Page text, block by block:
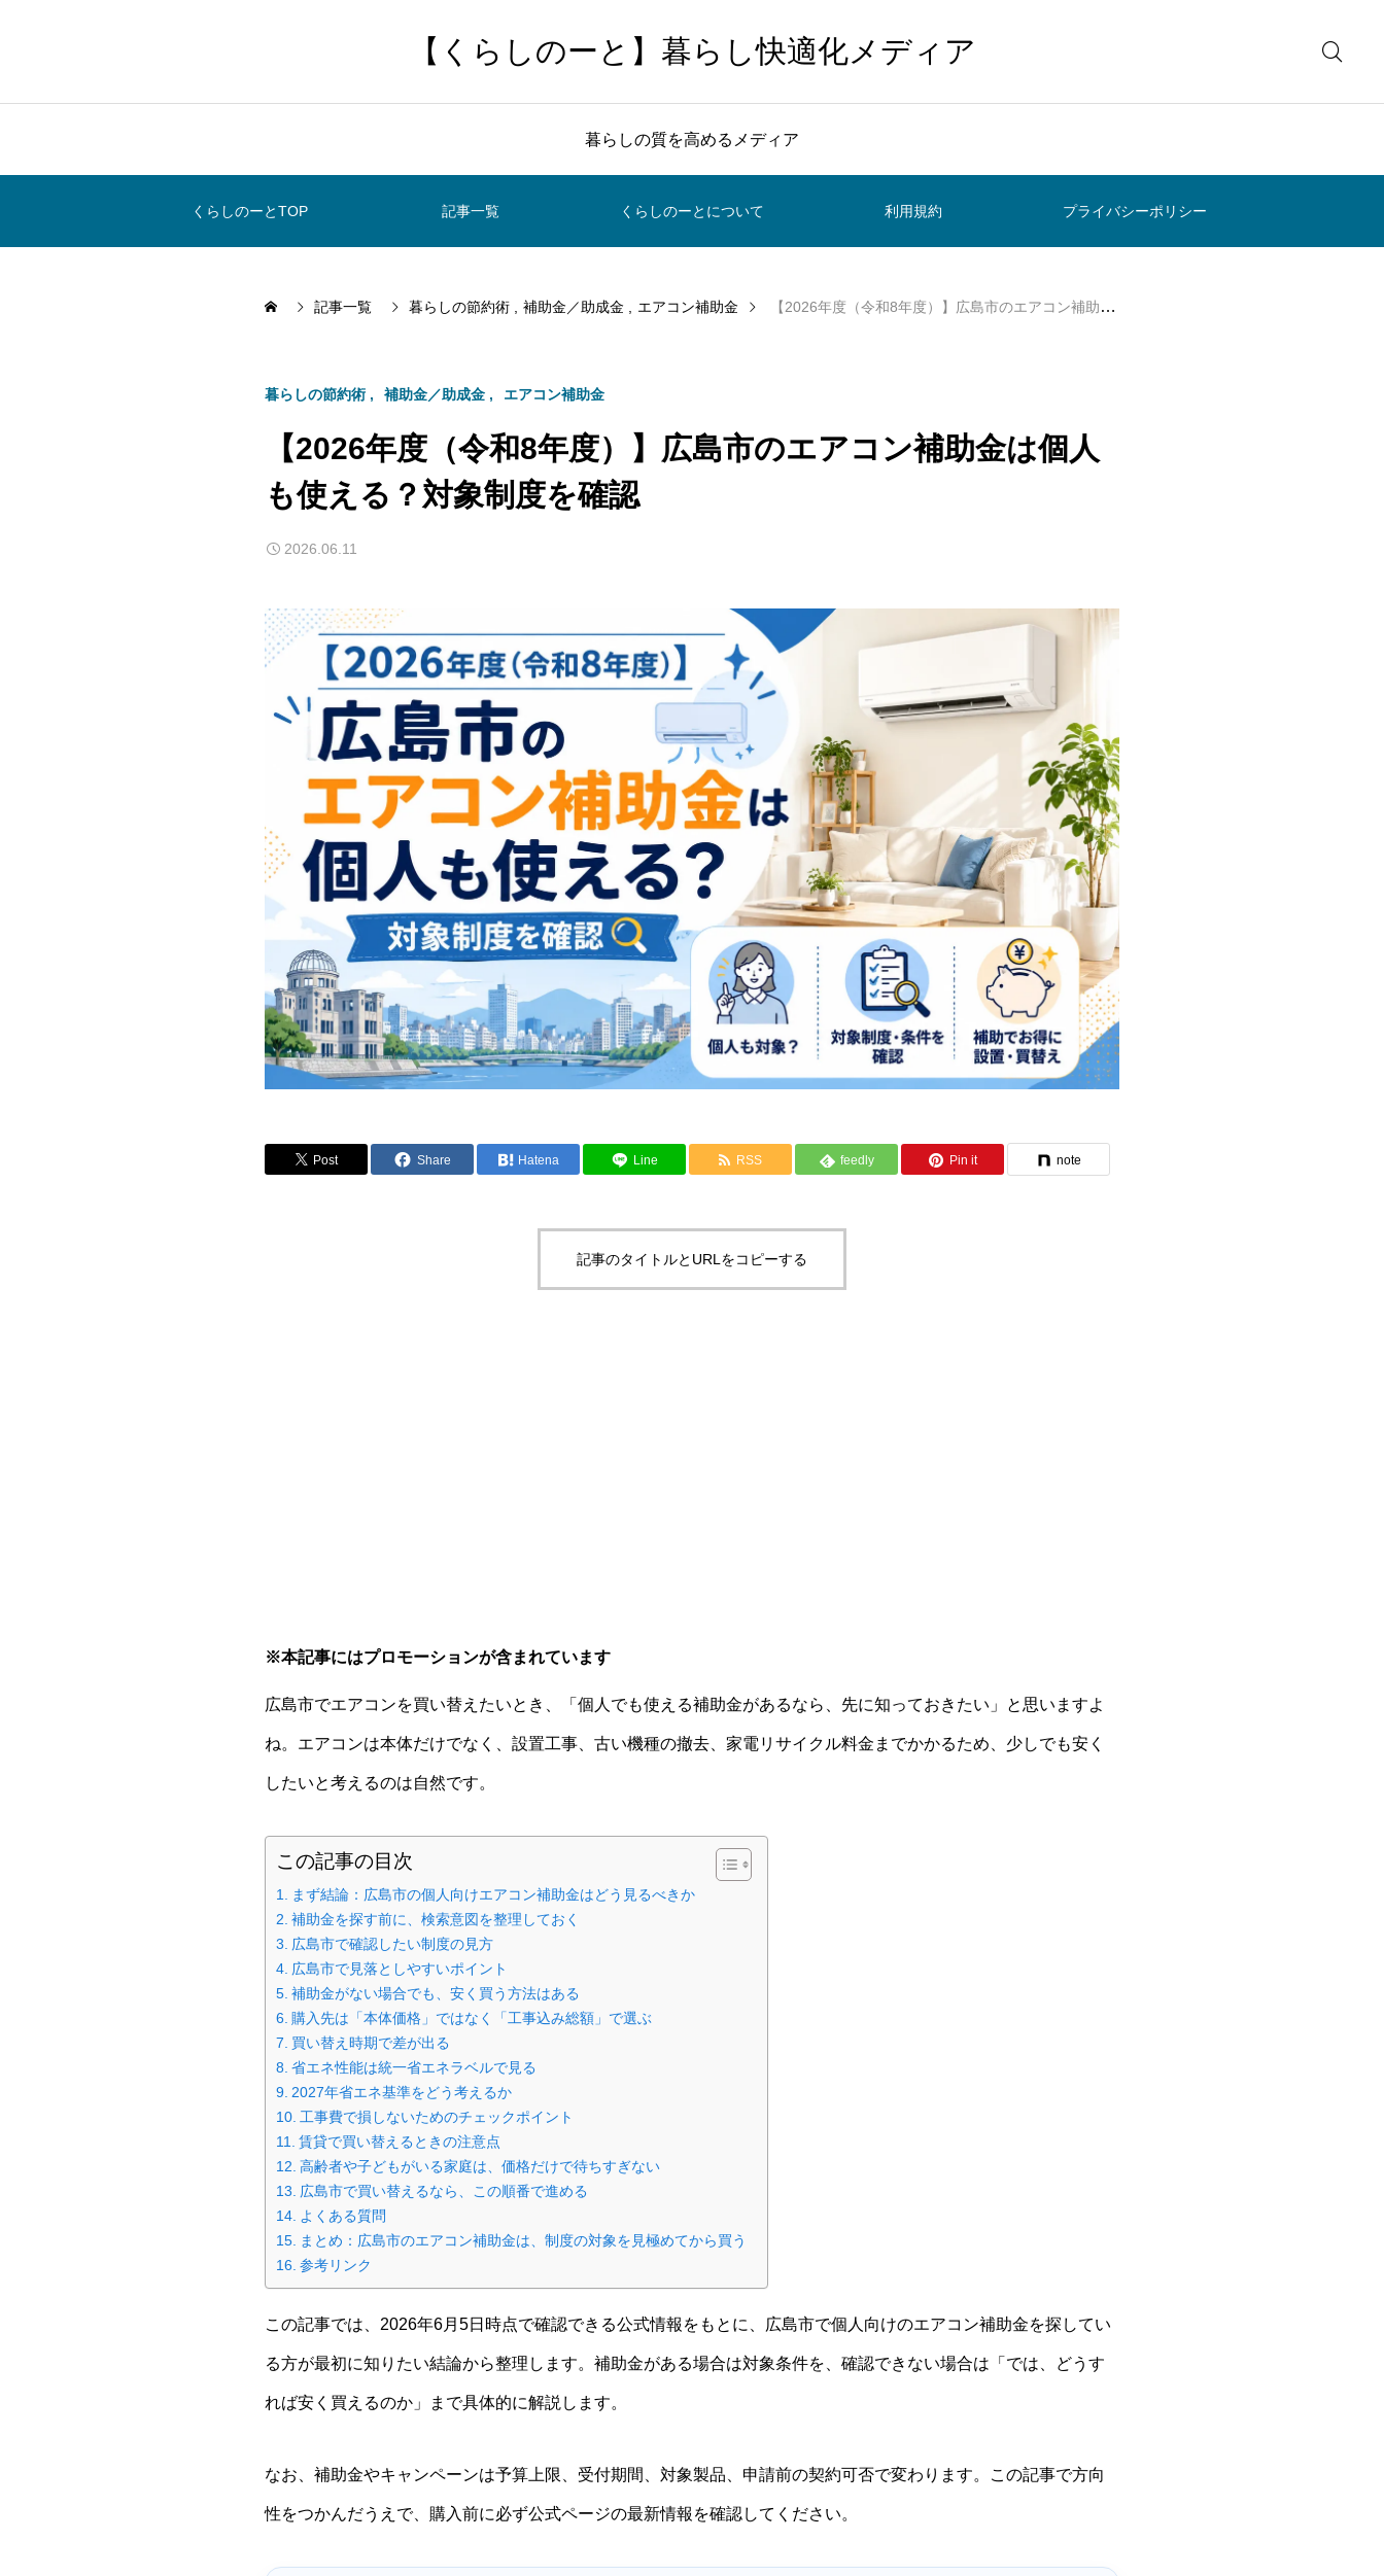
【くらしのーと】暮らし快適化メディア
暮らしの質を高めるメディア
くらしのーとTOP 記事一覧 くらしのーとについて 利用規約 プライバシーポリシー
記事一覧 暮らしの節約術 補助金／助成金 エアコン補助金 【2026年度（令和8年度）】広島市のエアコン補助金は個人も使える？対象制度を確認
暮らしの節約術 補助金／助成金 エアコン補助金
【2026年度（令和8年度）】広島市のエアコン補助金は個人
も使える？対象制度を確認
2026.06.11
Post Share Hatena Line RSS feedly Pin it note
記事のタイトルとURLをコピーする
※本記事にはプロモーションが含まれています
広島市でエアコンを買い替えたいとき、「個人でも使える補助金があるなら、先に知っておきたい」と思いますよ
ね。エアコンは本体だけでなく、設置工事、古い機種の撤去、家電リサイクル料金までかかるため、少しでも安く
したいと考えるのは自然です。
この記事の目次
まず結論：広島市の個人向けエアコン補助金はどう見るべきか
補助金を探す前に、検索意図を整理しておく
広島市で確認したい制度の見方
広島市で見落としやすいポイント
補助金がない場合でも、安く買う方法はある
購入先は「本体価格」ではなく「工事込み総額」で選ぶ
買い替え時期で差が出る
省エネ性能は統一省エネラベルで見る
2027年省エネ基準をどう考えるか
工事費で損しないためのチェックポイント
賃貸で買い替えるときの注意点
高齢者や子どもがいる家庭は、価格だけで待ちすぎない
広島市で買い替えるなら、この順番で進める
よくある質問
まとめ：広島市のエアコン補助金は、制度の対象を見極めてから買う
参考リンク
この記事では、2026年6月5日時点で確認できる公式情報をもとに、広島市で個人向けのエアコン補助金を探してい
る方が最初に知りたい結論から整理します。補助金がある場合は対象条件を、確認できない場合は「では、どうす
れば安く買えるのか」まで具体的に解説します。
なお、補助金やキャンペーンは予算上限、受付期間、対象製品、申請前の契約可否で変わります。この記事で方向
性をつかんだうえで、購入前に必ず公式ページの最新情報を確認してください。